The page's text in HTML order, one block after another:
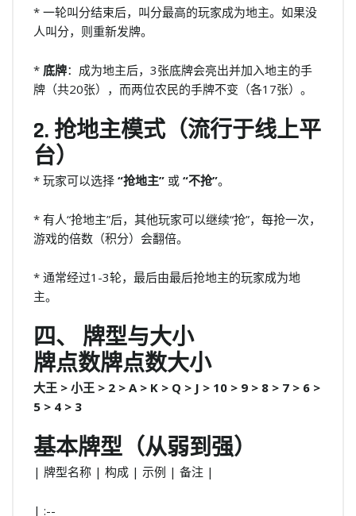
* 一轮叫分结束后，叫分最高的玩家成为地主。如果没
人叫分，则重新发牌。
* 底牌：成为地主后，3张底牌会亮出并加入地主的手
牌（共20张），而两位农民的手牌不变（各17张）。
2. 抢地主模式（流行于线上平
台）
* 玩家可以选择 “抢地主” 或 “不抢”。
* 有人“抢地主”后，其他玩家可以继续“抢”，每抢一次，
游戏的倍数（积分）会翻倍。
* 通常经过1-3轮，最后由最后抢地主的玩家成为地
主。
四、 牌型与大小
牌点数牌点数大小
大王 > 小王 > 2 > A > K > Q > J > 10 > 9 > 8 > 7 > 6 >
5 > 4 > 3
基本牌型（从弱到强）
| 牌型名称 | 构成 | 示例 | 备注 |
| :--